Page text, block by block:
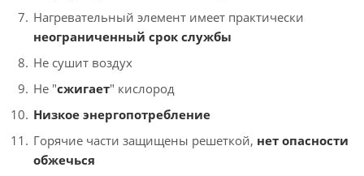
Нагревательный элемент имеет практически
неограниченный срок службы
Не сушит воздух
Не "сжигает" кислород
Низкое энергопотребление
Горячие части защищены решеткой, нет опасности
обжечься